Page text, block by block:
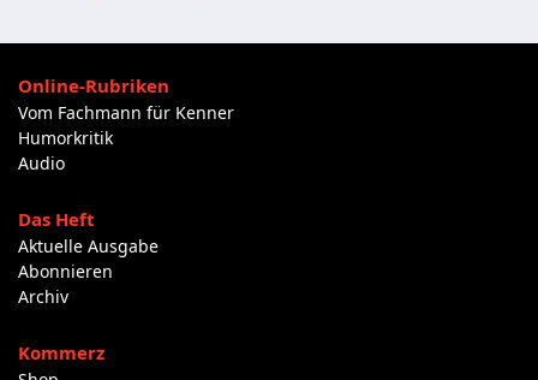
Online-Rubriken
Vom Fachmann für Kenner
Humorkritik
Audio
Das Heft
Aktuelle Ausgabe
Abonnieren
Archiv
Kommerz